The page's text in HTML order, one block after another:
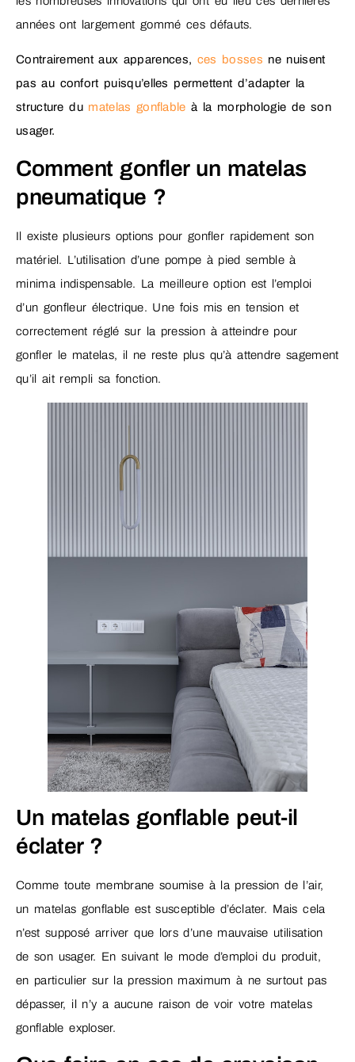
années ont largement gommé ces défauts.
Contrairement aux apparences, ces bosses ne nuisent
pas au confort puisqu’elles permettent d’adapter la
structure dumatelas gonflable à la morphologie de son
usager.
Comment gonfler un matelas
pneumatique ?
Il existe plusieurs options pour gonfler rapidement son
matériel. L’utilisation d’une pompe à pied semble à
minima indispensable. La meilleure option est l’emploi
d’un gonfleur électrique. Une fois mis en tension et
correctement réglé sur la pression à atteindre pour
gonfler le matelas, il ne reste plus qu’à attendre sagement
qu’il ait rempli sa fonction.
Un matelas gonflable peut-il
éclater ?
Comme toute membrane soumise à la pression de l’air,
un matelas gonflable est susceptible d’éclater. Mais cela
n’est supposé arriver que lors d’une mauvaise utilisation
de son usager. En suivant le mode d’emploi du produit,
en particulier sur la pression maximum à ne surtout pas
dépasser, il n’y a aucune raison de voir votre matelas
gonflable exploser.